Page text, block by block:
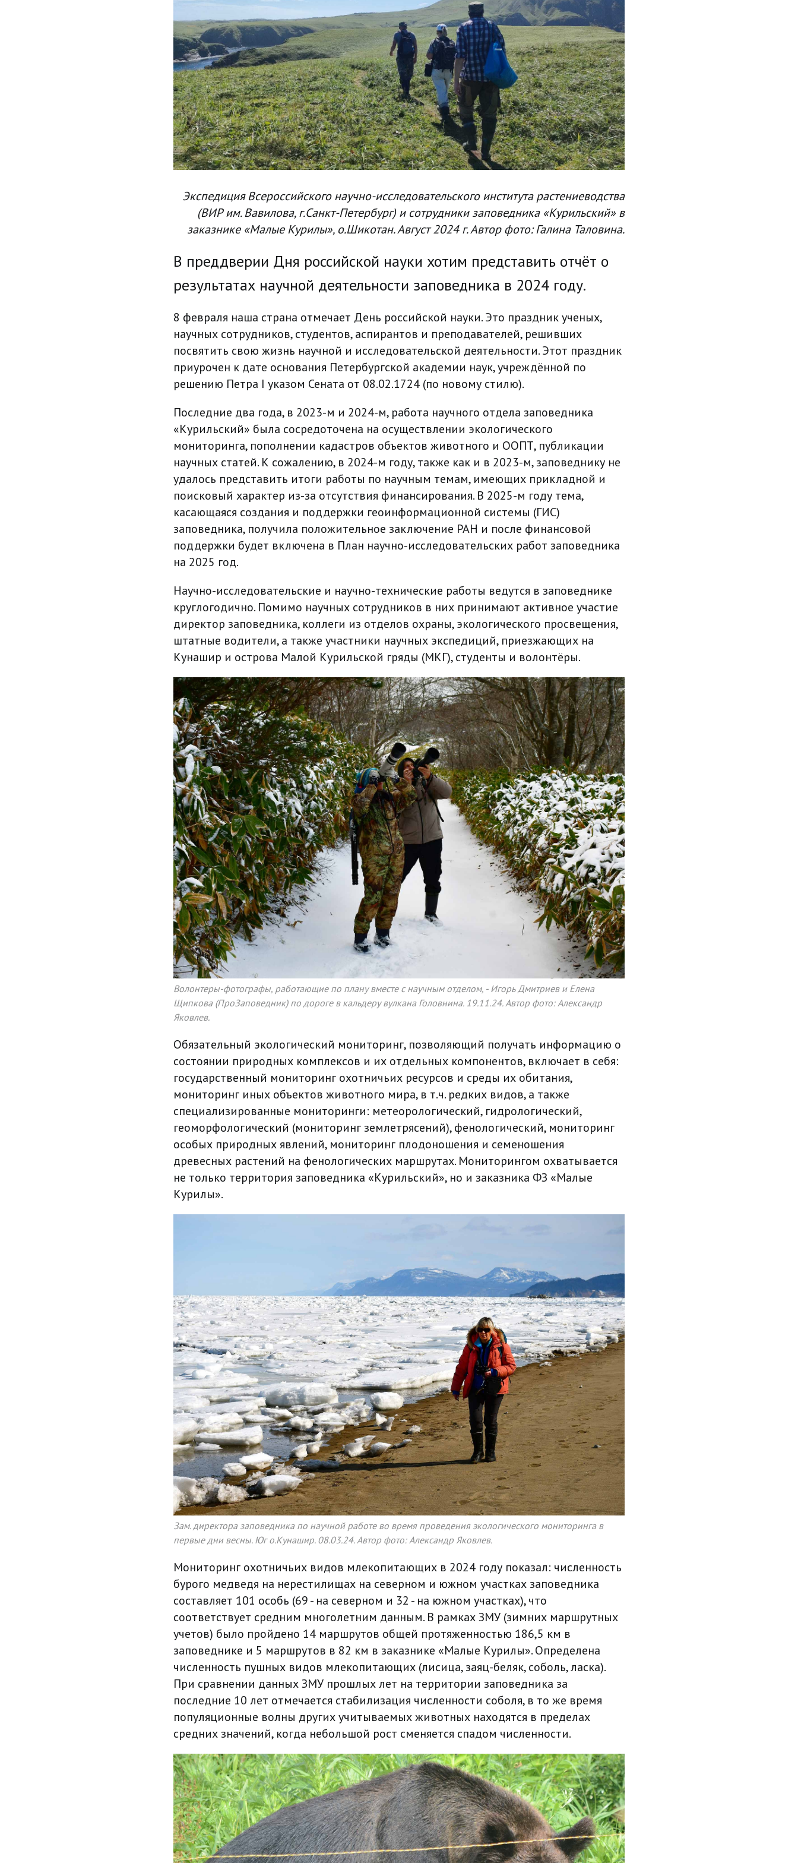
Экспедиция Всероссийского научно-исследовательского института растениеводства
(ВИР им. Вавилова, г.Санкт-Петербург) и сотрудники заповедника «Курильский» в
заказнике «Малые Курилы», о.Шикотан. Август 2024 г. Автор фото: Галина Таловина.
В преддверии Дня российской науки хотим представить отчёт о
результатах научной деятельности заповедника в 2024 году.
8 февраля наша страна отмечает День российской науки. Это праздник ученых,
научных сотрудников, студентов, аспирантов и преподавателей, решивших
посвятить свою жизнь научной и исследовательской деятельности. Этот праздник
приурочен к дате основания Петербургской академии наук, учреждённой по
решению Петра I указом Сената от 08.02.1724 (по новому стилю).
Последние два года, в 2023-м и 2024-м, работа научного отдела заповедника
«Курильский» была сосредоточена на осуществлении экологического
мониторинга, пополнении кадастров объектов животного и ООПТ, публикации
научных статей. К сожалению, в 2024-м году, также как и в 2023-м, заповеднику не
удалось представить итоги работы по научным темам, имеющих прикладной и
поисковый характер из-за отсутствия финансирования. В 2025-м году тема,
касающаяся создания и поддержки геоинформационной системы (ГИС)
заповедника, получила положительное заключение РАН и после финансовой
поддержки будет включена в План научно-исследовательских работ заповедника
на 2025 год.
Научно-исследовательские и научно-технические работы ведутся в заповеднике
круглогодично. Помимо научных сотрудников в них принимают активное участие
директор заповедника, коллеги из отделов охраны, экологического просвещения,
штатные водители, а также участники научных экспедиций, приезжающих на
Кунашир и острова Малой Курильской гряды (МКГ), студенты и волонтёры.
Волонтеры-фотографы, работающие по плану вместе с научным отделом, - Игорь Дмитриев и Елена
Щипкова (ПроЗаповедник) по дороге в кальдеру вулкана Головнина. 19.11.24. Автор фото: Александр
Яковлев.
Обязательный экологический мониторинг, позволяющий получать информацию о
состоянии природных комплексов и их отдельных компонентов, включает в себя:
государственный мониторинг охотничьих ресурсов и среды их обитания,
мониторинг иных объектов животного мира, в т.ч. редких видов, а также
специализированные мониторинги: метеорологический, гидрологический,
геоморфологический (мониторинг землетрясений), фенологический, мониторинг
особых природных явлений, мониторинг плодоношения и семеношения
древесных растений на фенологических маршрутах. Мониторингом охватывается
не только территория заповедника «Курильский», но и заказника ФЗ «Малые
Курилы».
Зам. директора заповедника по научной работе во время проведения экологического мониторинга в
первые дни весны. Юг о.Кунашир. 08.03.24. Автор фото: Александр Яковлев.
Мониторинг охотничьих видов млекопитающих в 2024 году показал: численность
бурого медведя на нерестилищах на северном и южном участках заповедника
составляет 101 особь (69 - на северном и 32 - на южном участках), что
соответствует средним многолетним данным. В рамках ЗМУ (зимних маршрутных
учетов) было пройдено 14 маршрутов общей протяженностью 186,5 км в
заповеднике и 5 маршрутов в 82 км в заказнике «Малые Курилы». Определена
численность пушных видов млекопитающих (лисица, заяц-беляк, соболь, ласка).
При сравнении данных ЗМУ прошлых лет на территории заповедника за
последние 10 лет отмечается стабилизация численности соболя, в то же время
популяционные волны других учитываемых животных находятся в пределах
средних значений, когда небольшой рост сменяется спадом численности.